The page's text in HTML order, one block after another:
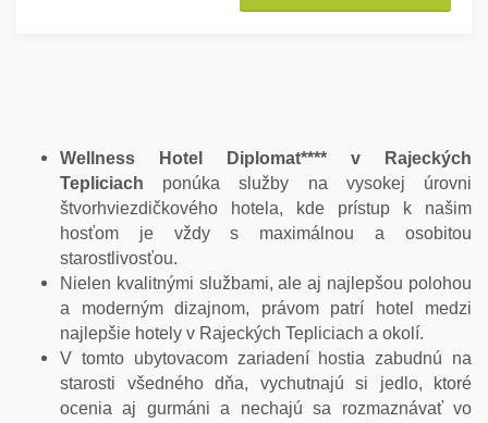
Wellness Hotel Diplomat**** v Rajeckých
Tepliciach ponúka služby na vysokej úrovni
štvorhviezdičkového hotela, kde prístup k našim
hosťom je vždy s maximálnou a osobitou
starostlivosťou.
Nielen kvalitnými službami, ale aj najlepšou polohou
a moderným dizajnom, právom patrí hotel medzi
najlepšie hotely v Rajeckých Tepliciach a okolí.
V tomto ubytovacom zariadení hostia zabudnú na
starosti všedného dňa, vychutnajú si jedlo, ktoré
ocenia aj gurmáni a nechajú sa rozmaznávať vo